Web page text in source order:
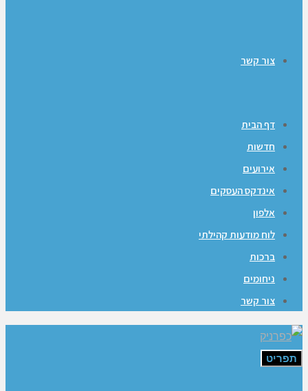
צור קשר
דף הבית
חדשות
אירועים
אינדקס העסקים
אלפון
לוח מודעות קהילתי
ברכות
ניחומים
צור קשר
תפריט